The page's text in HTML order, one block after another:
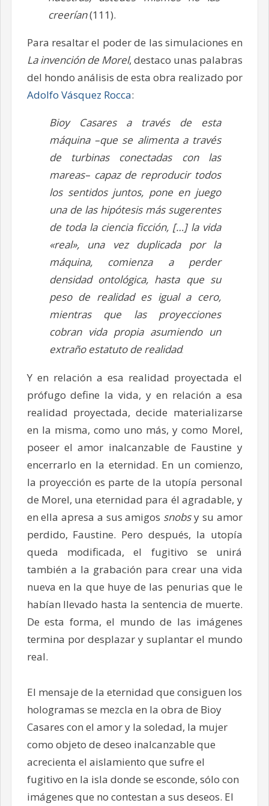
creerían(111).
Para resaltar el poder de las simulaciones en
La invención de Morel, destaco unas palabras
del hondo análisis de esta obra realizado por
Adolfo Vásquez Rocca:
Bioy Casares a través de esta
máquina –que se alimenta a través
de turbinas conectadas con las
mareas– capaz de reproducir todos
los sentidos juntos, pone en juego
una de las hipótesis más sugerentes
de toda la ciencia ficción, […] la vida
«real», una vez duplicada por la
máquina, comienza a perder
densidad ontológica, hasta que su
peso de realidad es igual a cero,
mientras que las proyecciones
cobran vida propia asumiendo un
extraño estatuto de realidad.
Y en relación a esa realidad proyectada el
prófugo define la vida, y en relación a esa
realidad proyectada, decide materializarse
en la misma, como uno más, y como Morel,
poseer el amor inalcanzable de Faustine y
encerrarlo en la eternidad. En un comienzo,
la proyección es parte de la utopía personal
de Morel, una eternidad para él agradable, y
en ella apresa a sus amigos snobsy su amor
perdido, Faustine. Pero después, la utopía
queda modificada, el fugitivo se unirá
también a la grabación para crear una vida
nueva en la que huye de las penurias que le
habían llevado hasta la sentencia de muerte.
De esta forma, el mundo de las imágenes
termina por desplazar y suplantar el mundo
real.
El mensaje de la eternidad que consiguen los
hologramas se mezcla en la obra de Bioy
Casares con el amor y la soledad, la mujer
como objeto de deseo inalcanzable que
acrecienta el aislamiento que sufre el
fugitivo en la isla donde se esconde, sólo con
imágenes que no contestan a sus deseos. El